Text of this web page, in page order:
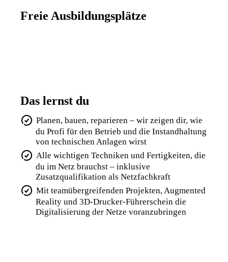
Freie Ausbildungsplätze
Das lernst du
Planen, bauen, reparieren – wir zeigen dir, wie
du Profi für den Betrieb und die Instandhaltung
von technischen Anlagen wirst
Alle wichtigen Techniken und Fertigkeiten, die
du im Netz brauchst – inklusive
Zusatzqualifikation als Netzfachkraft
Mit teamübergreifenden Projekten, Augmented
Reality und 3D-Drucker-Führerschein die
Digitalisierung der Netze voranzubringen